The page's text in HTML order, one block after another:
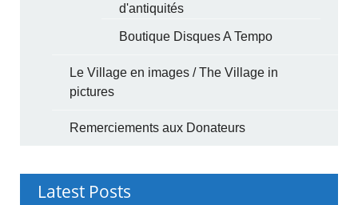
d'antiquités
Boutique Disques A Tempo
Le Village en images / The Village in
pictures
Remerciements aux Donateurs
Latest Posts